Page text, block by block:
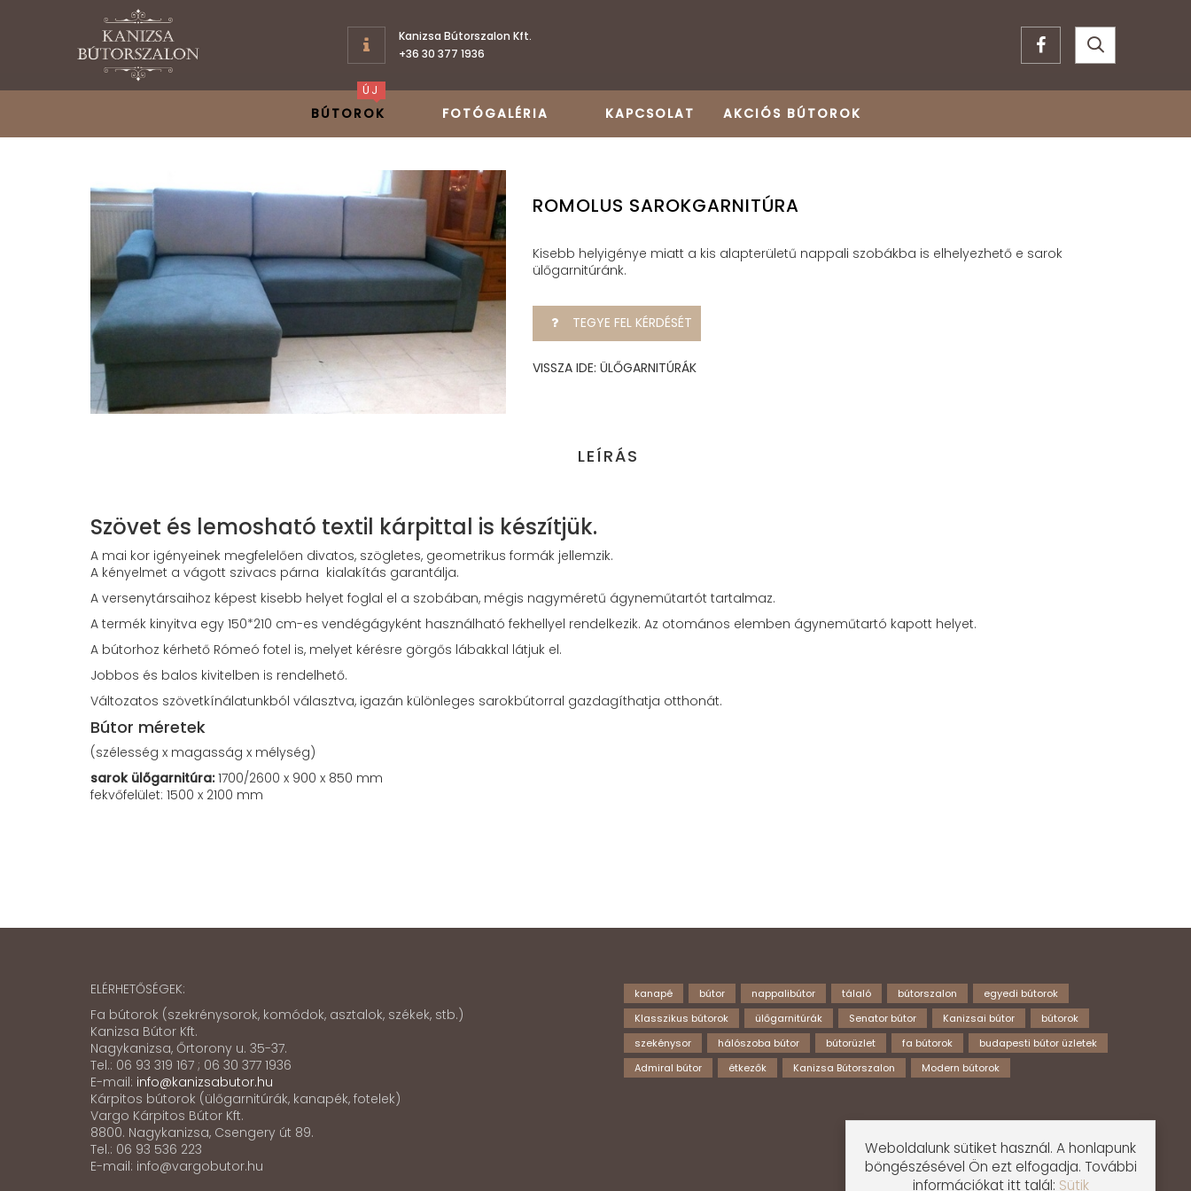
Kanizsa Bútorszalon Kft.
+36 30 377 1936
BÚTOROK
ÚJ
FOTÓGALÉRIA KAPCSOLAT AKCIÓS BÚTOROK
ROMOLUS SAROKGARNITÚRA
Kisebb helyigénye miatt a kis alapterületű nappali szobákba is elhelyezhető e sarok
ülőgarnitúránk.
TEGYE FEL KÉRDÉSÉT
VISSZA IDE: ÜLŐGARNITÚRÁK
LEÍRÁS
Szövet és lemosható textil kárpittal is készítjük.
A mai kor igényeinek megfelelően divatos, szögletes, geometrikus formák jellemzik.
A kényelmet a vágott szivacs párna kialakítás garantálja.
A versenytársaihoz képest kisebb helyet foglal el a szobában, mégis nagyméretű ágyneműtartót tartalmaz.
A termék kinyitva egy 150*210 cm-es vendégágyként használható fekhellyel rendelkezik. Az otomános elemben ágyneműtartó kapott helyet.
A bútorhoz kérhető Rómeó fotel is, melyet kérésre görgős lábakkal látjuk el.
Jobbos és balos kivitelben is rendelhető.
Változatos szövetkínálatunkból választva, igazán különleges sarokbútorral gazdagíthatja otthonát.
Bútor méretek
(szélesség x magasság x mélység)
sarok ülőgarnitúra:1700/2600 x 900 x 850 mm
fekvőfelület: 1500 x 2100 mm
ELÉRHETŐSÉGEK:
Fa bútorok (szekrénysorok, komódok, asztalok, székek, stb.)
Kanizsa Bútor Kft.
Nagykanizsa, Őrtorony u. 35-37.
Tel.: 06 93 319 167 ; 06 30 377 1936
E-mail: info@kanizsabutor.hu
Kárpitos bútorok (ülőgarnitúrák, kanapék, fotelek)
Vargo Kárpitos Bútor Kft.
8800. Nagykanizsa, Csengery út 89.
Tel.: 06 93 536 223
E-mail: info@vargobutor.hu
kanapé bútor nappalibútor tálaló bútorszalon
egyedi bútorok
Klasszikus bútorok
ülőgarnitúrák Senator bútor Kanizsai bútor
bútorok
szekénysor
hálószoba bútor bútorüzlet fa bútorok
budapesti bútor üzletek
Admiral bútor
étkezők Kanizsa Bútorszalon Modern bútorok
Weboldalunk sütiket használ. A honlapunk
böngészésével Ön ezt elfogadja. További
információkat itt talál: Sütik